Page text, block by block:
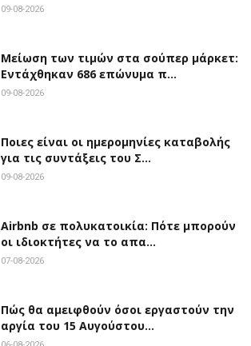
09-08-2026
Μείωση των τιμών στα σούπερ μάρκετ:
Εντάχθηκαν 686 επώνυμα π…
09-08-2026
Ποιες είναι οι ημερομηνίες καταβολής
για τις συντάξεις του Σ…
09-08-2026
Airbnb σε πολυκατοικία: Πότε μπορούν
οι ιδιοκτήτες να το απα…
07-08-2026
Πώς θα αμειφθούν όσοι εργαστούν την
αργία του 15 Αυγούστου…